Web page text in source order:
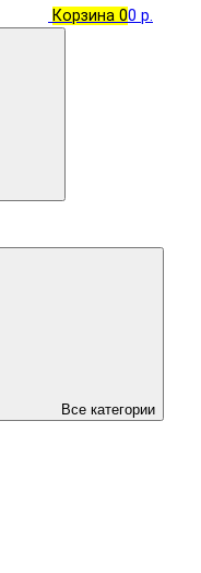
Корзина 00 р.
Все категории